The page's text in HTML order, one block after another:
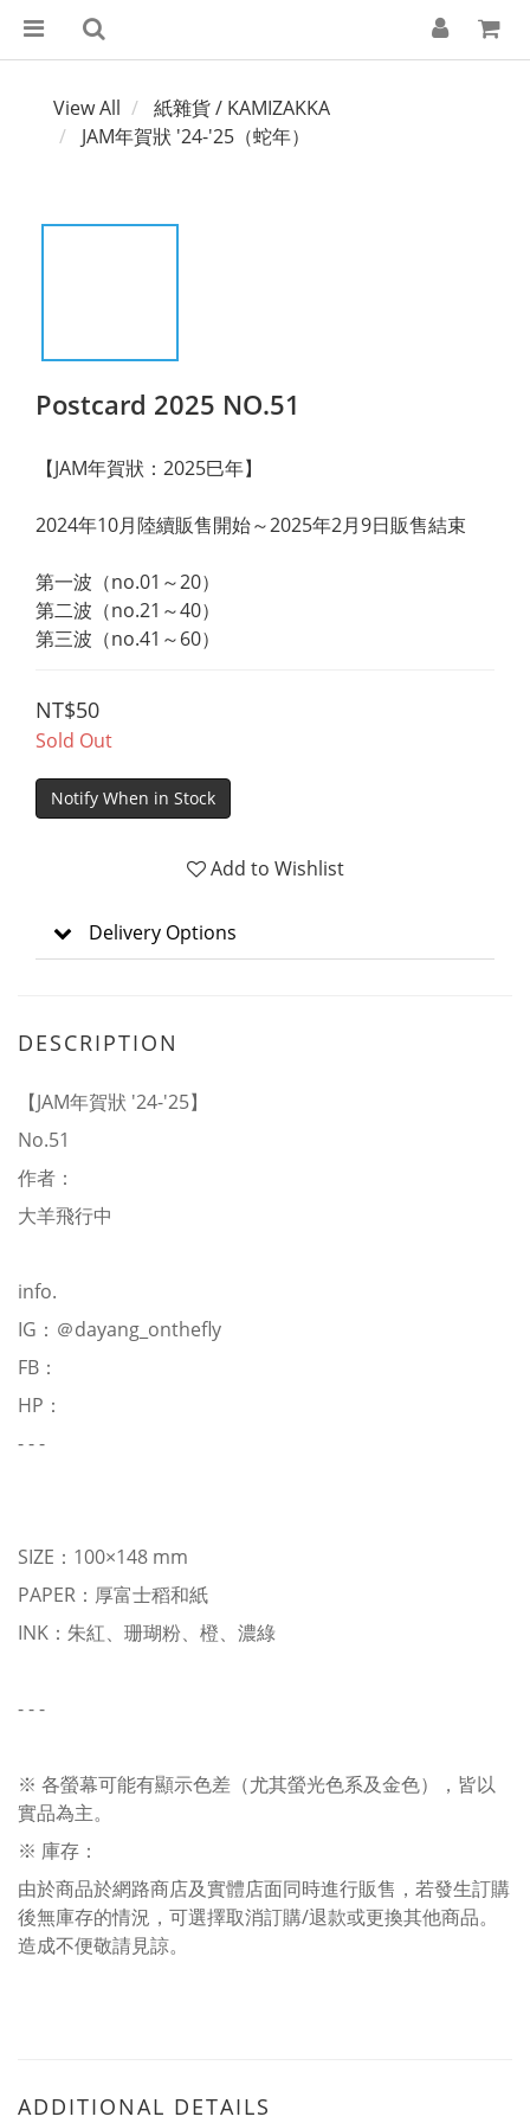
View All
紙雜貨 / KAMIZAKKA
JAM年賀狀 '24-'25（蛇年）
Postcard 2025 NO.51
【JAM年賀狀：2025巳年】
2024年10月陸續販售開始～2025年2月9日販售結束
第一波（no.01～20）
第二波（no.21～40）
第三波（no.41～60）
NT$50
Sold Out
Notify When in Stock
Add to Wishlist
Delivery Options
DESCRIPTION
【JAM年賀狀 '24-'25】
No.51
作者：
大羊飛行中
info.
IG： ＠dayang_onthefly
FB：
HP：
- - -
SIZE：100×148 mm
PAPER：厚富士稻和紙
INK：朱紅、珊瑚粉、橙、濃綠
- - -
※ 各螢幕可能有顯示色差（尤其螢光色系及金色），皆以
實品為主。
※ 庫存：
由於商品於網路商店及實體店面同時進行販售，若發生訂購
後無庫存的情況，可選擇取消訂購/退款或更換其他商品。
造成不便敬請見諒。
ADDITIONAL DETAILS